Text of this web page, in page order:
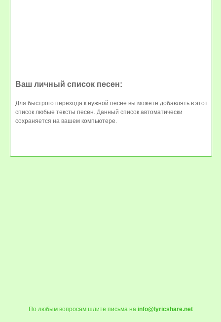
Ваш личный список песен:
Для быстрого перехода к нужной песне вы можете добавлять в этот
список любые тексты песен. Данный список автоматически
сохраняется на вашем компьютере.
По любым вопросам шлите письма на info@lyricshare.net